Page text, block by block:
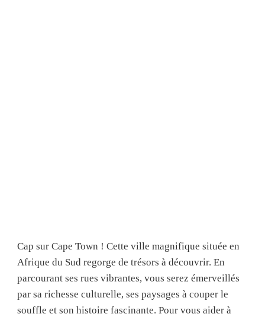
Cap sur Cape Town ! Cette ville magnifique située en
Afrique du Sud regorge de trésors à découvrir. En
parcourant ses rues vibrantes, vous serez émerveillés
par sa richesse culturelle, ses paysages à couper le
souffle et son histoire fascinante. Pour vous aider à